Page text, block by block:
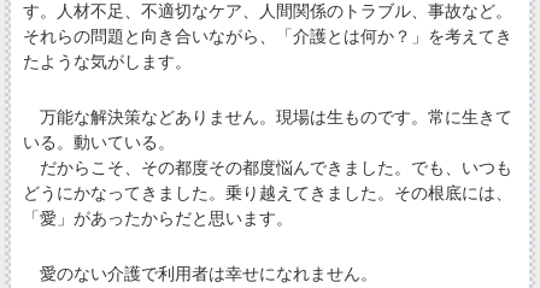
す。人材不足、不適切なケア、人間関係のトラブル、事故など。
それらの問題と向き合いながら、「介護とは何か？」を考えてき
たような気がします。
万能な解決策などありません。現場は生ものです。常に生きて
いる。動いている。
だからこそ、その都度その都度悩んできました。でも、いつも
どうにかなってきました。乗り越えてきました。その根底には、
「愛」があったからだと思います。
愛のない介護で利用者は幸せになれません。